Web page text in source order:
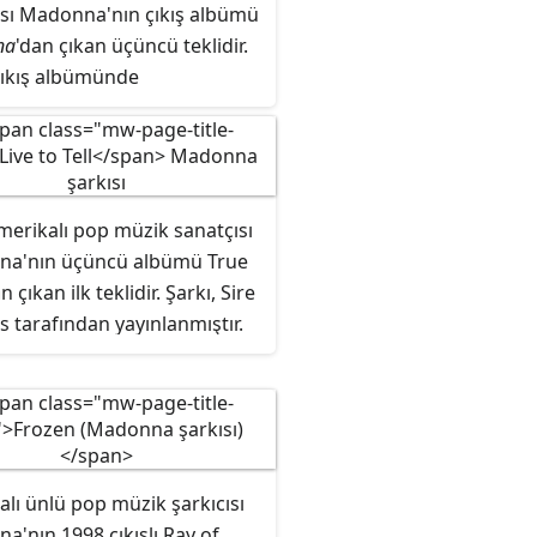
Madonna'nın çıkış albümü
'dan çıkan üçüncü teklidir.
albümünde
başarısı ve ABD'de
ilk şarkısıdır.
pop müzik sanatçısı
üçüncü albümü True
çıkan ilk teklidir. Şarkı, Sire
tarafından yayınlanmıştır.
Collection" ve
ballad toplama albümü
to Remember"da yer
ünlü pop müzik şarkıcısı